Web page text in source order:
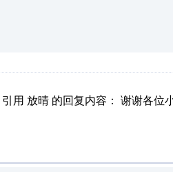
引用 放晴 的回复内容： 谢谢各位